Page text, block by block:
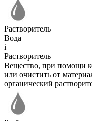
Растворитель
Вода
i
Растворитель
Вещество, при помощи
или очистить от
органический